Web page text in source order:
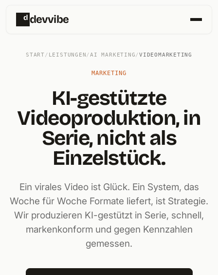
d devvibe
START/ LEISTUNGEN/AI MARKETING/VIDEOMARKETING
MARKETING
KI-gestützte
Videoproduktion, in
Serie, nicht als
Einzelstück.
Ein virales Video ist Glück. Ein System, das
Woche für Woche Formate liefert, ist Strategie.
Wir produzieren KI-gestützt in Serie, schnell,
markenkonform und gegen Kennzahlen
gemessen.